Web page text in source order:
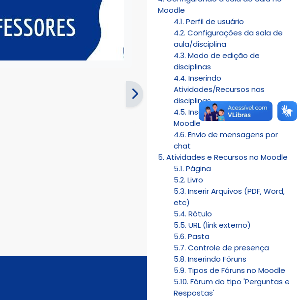
Moodle
4.1. Perfil de usuário
4.2. Configurações da sala de
aula/disciplina
4.3. Modo de edição de
disciplinas
4.4. Inserindo
Atividades/Recursos nas
disciplinas
4.5. Inserindo imagens no
Moodle
4.6. Envio de mensagens por
chat
5. Atividades e Recursos no Moodle
5.1. Página
5.2. Livro
5.3. Inserir Arquivos (PDF, Word,
etc)
5.4. Rótulo
5.5. URL (link externo)
5.6. Pasta
5.7. Controle de presença
5.8. Inserindo Fóruns
5.9. Tipos de Fóruns no Moodle
5.10. Fórum do tipo 'Perguntas e
Respostas'